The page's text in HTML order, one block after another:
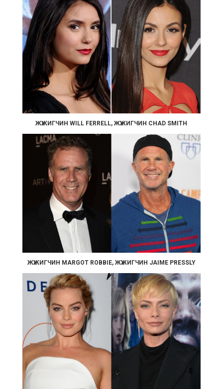
ЖҮЖИГЧИН WILL FERRELL, ЖҮЖИГЧИН CHAD SMITH
ЖҮЖИГЧИН MARGOT ROBBIE, ЖҮЖИГЧИН JAIME PRESSLY